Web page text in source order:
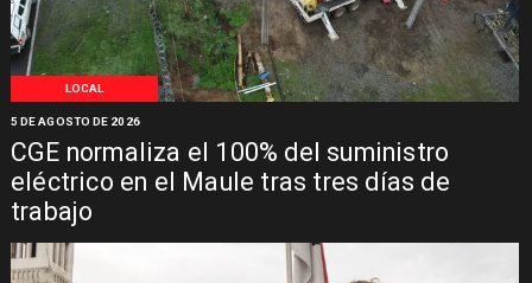
LOCAL
CGE normaliza el 100% del suministro
eléctrico en el Maule tras tres días de
trabajo
5 DE AGOSTO DE 2026